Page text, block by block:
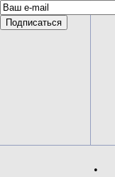
•